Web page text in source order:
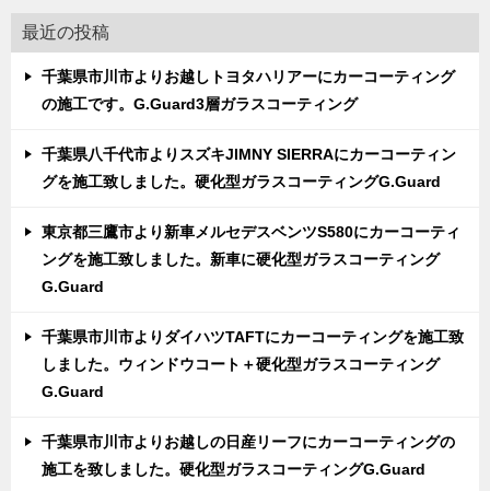
最近の投稿
千葉県市川市よりお越しトヨタハリアーにカーコーティング
の施工です。G.Guard3層ガラスコーティング
千葉県八千代市よりスズキJIMNY SIERRAにカーコーティン
グを施工致しました。硬化型ガラスコーティングG.Guard
東京都三鷹市より新車メルセデスベンツS580にカーコーティ
ングを施工致しました。新車に硬化型ガラスコーティング
G.Guard
千葉県市川市よりダイハツTAFTにカーコーティングを施工致
しました。ウィンドウコート＋硬化型ガラスコーティング
G.Guard
千葉県市川市よりお越しの日産リーフにカーコーティングの
施工を致しました。硬化型ガラスコーティングG.Guard